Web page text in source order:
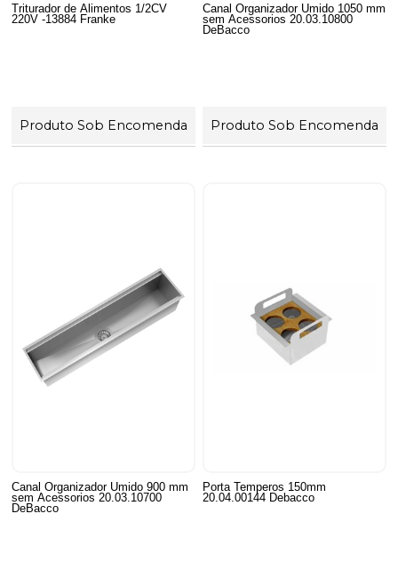
Triturador de Alimentos 1/2CV
220V -13884 Franke
Produto Sob Encomenda
Canal Organizador Umido 1050 mm
sem Acessorios 20.03.10800
DeBacco
Produto Sob Encomenda
Canal Organizador Umido 900 mm
sem Acessorios 20.03.10700
DeBacco
Porta Temperos 150mm
20.04.00144 Debacco